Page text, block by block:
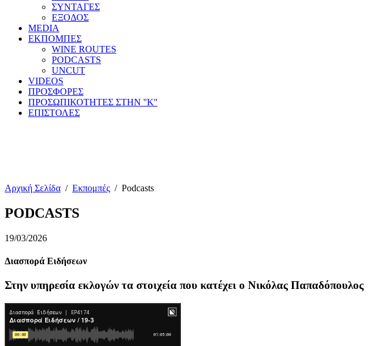
ΣΥΝΤΑΓΕΣ
ΕΞΟΔΟΣ
MEDIA
ΕΚΠΟΜΠΕΣ
WINE ROUTES
PODCASTS
UNCUT
VIDEOS
ΠΡΟΣΦΟΡΕΣ
ΠΡΟΣΩΠΙΚΟΤΗΤΕΣ ΣΤΗΝ ''Κ''
ΕΠΙΣΤΟΛΕΣ
Αρχική Σελίδα / Εκπομπές / Podcasts
PODCASTS
19/03/2026
Διασπορά Ειδήσεων
Στην υπηρεσία εκλογών τα στοιχεία που κατέχει ο Νικόλας Παπαδόπουλος